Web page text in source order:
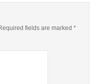
fields are marked *